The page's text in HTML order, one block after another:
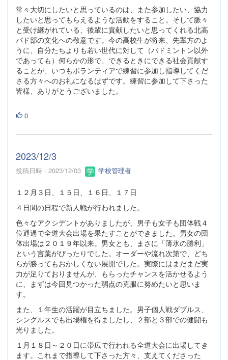
常々大切にしたいと思っているのは、また参加したい、協力
したいと思ってもらえるような活動をすること。そして脈々
と受け継がれている、後輩に貢献したいと思ってくれる北高
バド部の文化への敬意です。今の高校生が将来、先輩方のよ
うに、自分たちよりも若い世代に対して（バドミントン以外
であっても）何らかの形で、できるときにできる社会貢献す
ることが、いつもボランティアで練習に参加し指導してくだ
さる方々へのお礼になるはずです。練習に参加して下さった
皆様、ありがとうございました。
0
2023/12/3
投稿日時 : 2023/12/03 学校管理者
１２月３日、１５日、１６日、１７日
４日間の日程で新人戦が行われました。
色々なアクシデントがありましたが、男子も女子も団体戦４
位通過で全道大会出場を果たすことができました。男女の団
体出場は２０１９年以来。男女とも、まさに「薄氷の勝利」
という言葉がぴったりでした。オーダーや流れ次第で、どち
らが勝ってもおかしくない展開でした。実際にはまだまだ実
力が足りておりませんが、もらったチャンスを活かせるよう
に、まずは今回見つかった弱点の克服に努めたいと思いま
す。
また、１年生の活躍が目立ちました。男子個人戦ダブルス、
シングルスでも出場権を得ましたし、２部と３部での健闘も
光りました。
１月１８日～２０日に帯広で行われる全道大会に出場してき
ます。これまで指導して下さった方々、支えてくださった